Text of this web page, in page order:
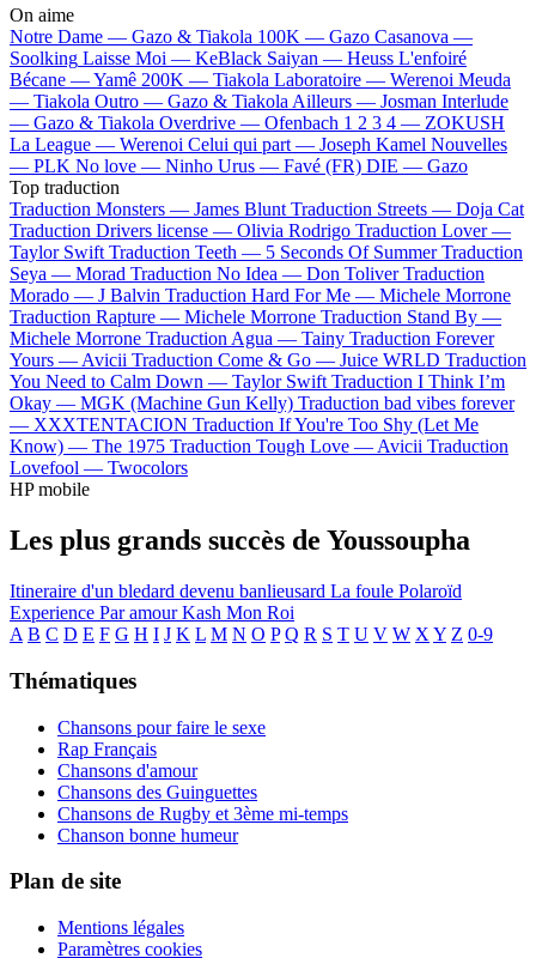
On aime
Notre Dame — Gazo & Tiakola 100K — Gazo Casanova —
Soolking Laisse Moi — KeBlack Saiyan — Heuss L'enfoiré
Bécane —Yamê 200K — Tiakola Laboratoire — Werenoi Meuda
— Tiakola Outro — Gazo & TiakolaAilleurs — Josman Interlude
— Gazo & Tiakola Overdrive — Ofenbach 1 2 3 4 — ZOKUSH
La League — Werenoi Celui qui part — Joseph Kamel Nouvelles
— PLK No love — Ninho Urus — Favé (FR) DIE — Gazo
Top traduction
Traduction Monsters — James Blunt Traduction Streets — Doja Cat
Traduction Drivers license — Olivia Rodrigo Traduction Lover —
Taylor Swift Traduction Teeth — 5 Seconds Of Summer Traduction
Seya — Morad Traduction No Idea — Don Toliver Traduction
Morado — J Balvin Traduction Hard For Me — Michele Morrone
Traduction Rapture — Michele Morrone Traduction Stand By —
Michele Morrone Traduction Agua — Tainy Traduction Forever
Yours —Avicii Traduction Come & Go — Juice WRLD Traduction
You Need to Calm Down — Taylor Swift Traduction I Think I’m
Okay — MGK (Machine Gun Kelly) Traduction bad vibes forever
— XXXTENTACION Traduction If You're Too Shy (Let Me
Know) — The 1975 Traduction Tough Love —Avicii Traduction
Lovefool — Twocolors
HP mobile
Les plus grands succès de Youssoupha
Itineraire d'un bledard devenu banlieusard La foule Polaroïd
Experience Par amourKash Mon Roi
A B C D E F G H I J K L M N O P Q R S T U V W X Y Z 0-9
Thématiques
Chansons pour faire le sexe
Rap Français
Chansons d'amour
Chansons des Guinguettes
Chansons de Rugby et 3ème mi-temps
Chanson bonne humeur
Plan de site
Mentions légales
Paramètres cookies